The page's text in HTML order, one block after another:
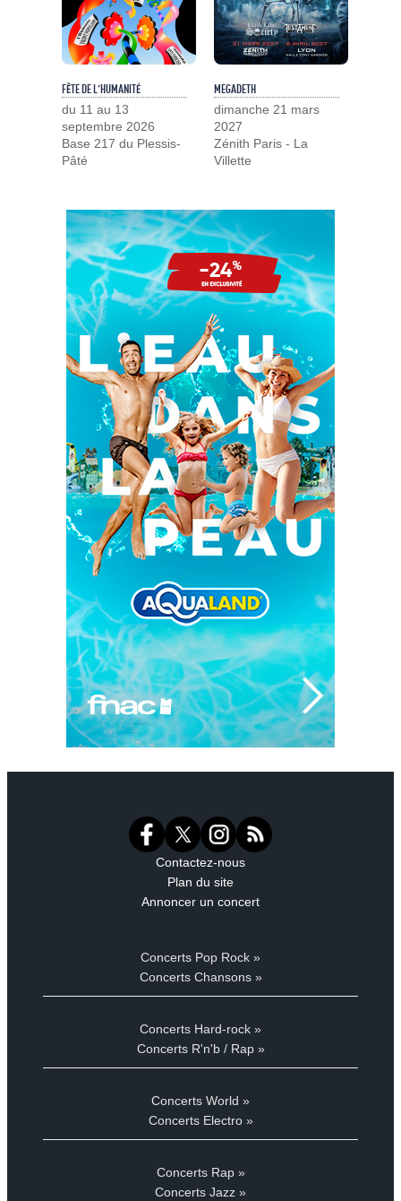
FÊTE DE L'HUMANITÉ
du 11 au 13
septembre 2026
Base 217 du Plessis-
Pâté
MEGADETH
dimanche 21 mars
2027
Zénith Paris - La
Villette
Contactez-nous
Plan du site
Annoncer un concert
Concerts Pop Rock »
Concerts Chansons »
Concerts Hard-rock »
Concerts R'n'b / Rap »
Concerts World »
Concerts Electro »
Concerts Rap »
Concerts Jazz »